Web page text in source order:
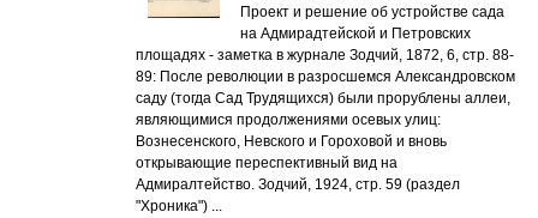
Проект и решение об устройстве сада
на Адмирадтейской и Петровских
площадях - заметка в журнале Зодчий, 1872, 6, стр. 88-
89: После революции в разросшемся Александровском
саду (тогда Сад Трудящихся) были прорублены аллеи,
являющимися продолжениями осевых улиц:
Вознесенского, Невского и Гороховой и вновь
открывающие переспективный вид на
Адмиралтейство. Зодчий, 1924, стр. 59 (раздел
"Хроника") ...